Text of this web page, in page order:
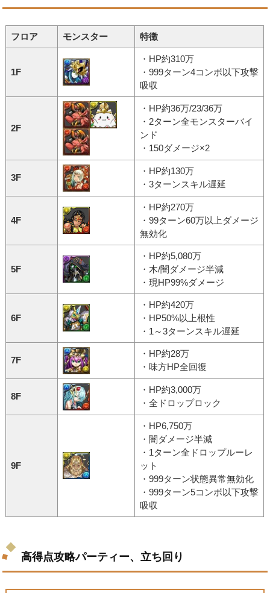
フロア モンスター 特徴
1F
・HP約310万
・999ターン4コンボ以下攻撃
吸収
2F
・HP約36万/23/36万
・2ターン全モンスターバイ
ンド
・150ダメージ×2
3F
・HP約130万
・3ターンスキル遅延
4F
・HP約270万
・99ターン60万以上ダメージ
無効化
5F
・HP約5,080万
・木/闇ダメージ半減
・現HP99%ダメージ
6F
・HP約420万
・HP50%以上根性
・1～3ターンスキル遅延
7F
・HP約28万
・味方HP全回復
8F
・HP約3,000万
・全ドロップロック
9F
・HP6,750万
・闇ダメージ半減
・1ターン全ドロップルーレ
ット
・999ターン状態異常無効化
・999ターン5コンボ以下攻撃
吸収
高得点攻略パーティー、立ち回り